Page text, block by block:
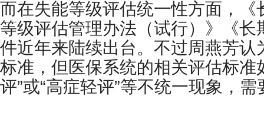
而在失能等级评估统一性方面，
等级评估管理办法（试行）》《
件近年来陆续出台。不过周燕芳
标准，但医保系统的相关评估标
评”或“高症轻评”等不统一现象，